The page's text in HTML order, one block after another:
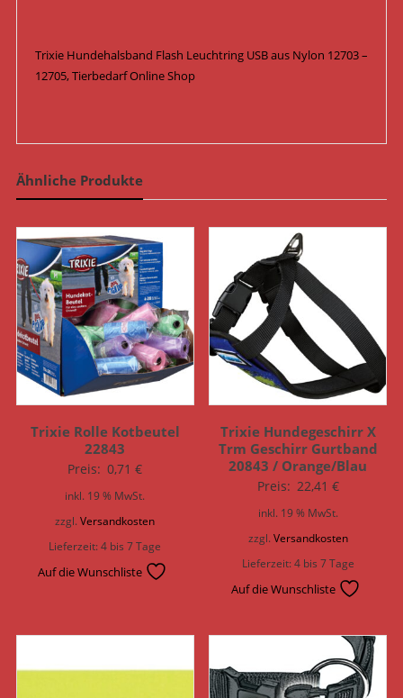
Trixie Hundehalsband Flash Leuchtring USB aus Nylon 12703 –
12705, Tierbedarf Online Shop
Ähnliche Produkte
Trixie Rolle Kotbeutel
22843
Preis: 0,71€
inkl. 19 % MwSt.
zzgl.Versandkosten
Lieferzeit:4 bis 7 Tage
Auf die Wunschliste
Trixie Hundegeschirr X
Trm Geschirr Gurtband
20843 / Orange/Blau
Preis: 22,41 €
inkl. 19 % MwSt.
zzgl.Versandkosten
Lieferzeit:4 bis 7 Tage
Auf die Wunschliste